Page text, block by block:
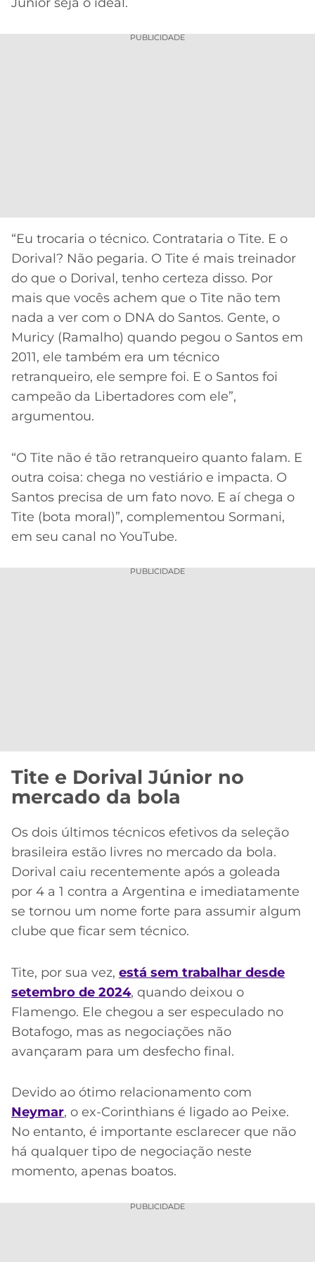
2026
GRÊMIO PUBLICIDADE
“Eu trocaria o técnico. Contrataria o Tite. E o
Dorival? Não pegaria. O Tite é mais treinador
do que o Dorival, tenho certeza disso. Por
mais que vocês achem que o Tite não tem
nada a ver com o DNA do Santos. Gente, o
Muricy (Ramalho) quando pegou o Santos em
2011, ele também era um técnico
retranqueiro, ele sempre foi. E o Santos foi
campeão da Libertadores com ele”,
argumentou.
“O Tite não é tão retranqueiro quanto falam. E
outra coisa: chega no vestiário e impacta. O
Santos precisa de um fato novo. E aí chega o
Tite (bota moral)”, complementou Sormani,
em seu canal no YouTube.
PUBLICIDADE
Tite e Dorival Júnior no
mercado da bola
Os dois últimos técnicos efetivos da seleção
brasileira estão livres no mercado da bola.
Dorival caiu recentemente após a goleada
por 4 a 1 contra a Argentina e imediatamente
se tornou um nome forte para assumir algum
clube que ficar sem técnico.
Tite, por sua vez, está sem trabalhar desde
setembro de 2024, quando deixou o
Flamengo. Ele chegou a ser especulado no
Botafogo, mas as negociações não
avançaram para um desfecho final.
Devido ao ótimo relacionamento com
Neymar, o ex-Corinthians é ligado ao Peixe.
No entanto, é importante esclarecer que não
há qualquer tipo de negociação neste
momento, apenas boatos.
PUBLICIDADE